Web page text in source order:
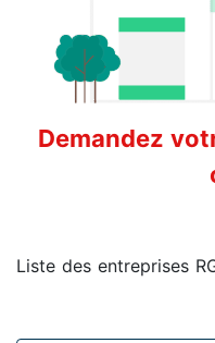
Demandez
Liste des entreprises